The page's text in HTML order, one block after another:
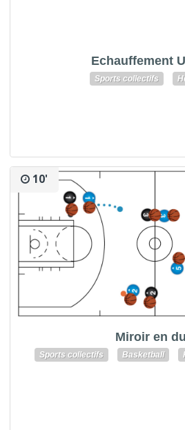
Echauffement
Sports collectifs
10'
Miroir en
Sports collectifs Basketball